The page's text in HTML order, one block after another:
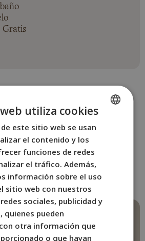
HABITACIONES
la habitación de
La Sal
se adapte a ti.
SPANISH
FRENCH
ITALIAN
utiliza cookies
este sitio web se usan
el contenido y los
funciones de redes
el tráfico. Además,
información sobre el uso
sitio web con nuestros
sociales, publicidad y
quienes pueden
otra información que
o que hayan